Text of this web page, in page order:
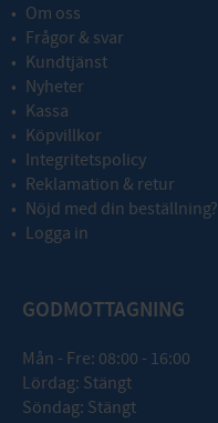
Om oss
Frågor & svar
Kundtjänst
Nyheter
Kassa
Köpvillkor
Integritetspolicy
Reklamation & retur
Nöjd med din beställning?
Logga in
GODMOTTAGNING
Mån - Fre: 08:00 - 16:00
Lördag: Stängt
Söndag: Stängt